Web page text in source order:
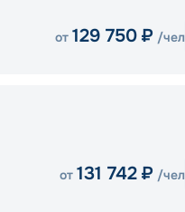
от 129 750 ₽ /чел
от 131 742 ₽ /чел